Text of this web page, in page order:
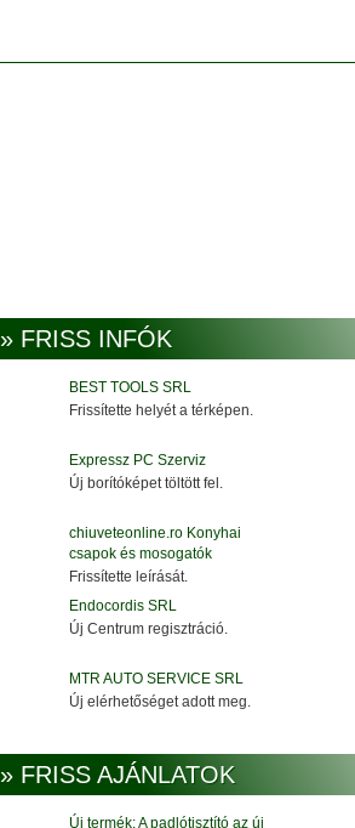
» FRISS INFÓK
BEST TOOLS SRL
Frissítette helyét a térképen.
Expressz PC Szerviz
Új borítóképet töltött fel.
chiuveteonline.ro Konyhai
csapok és mosogatók
Frissítette leírását.
Endocordis SRL
Új Centrum regisztráció.
MTR AUTO SERVICE SRL
Új elérhetőséget adott meg.
» FRISS AJÁNLATOK
Új termék: A padlótisztító az új